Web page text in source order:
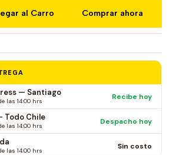
al Carro Comprar ahora
— Santiago
las 14:00 hrs Recibe hoy
Todo Chile
las 14:00 hrs Despacho hoy
las 14:00 hrs Sin costo